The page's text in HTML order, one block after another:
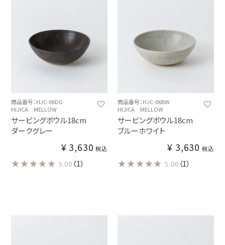
商品番号：HJC-06DG
HIJICA MELLOW
サービングボウル18cm
ダークグレー
¥ 3,630 税込
5.00 （1）
商品番号：HJC-06BW
HIJICA MELLOW
サービングボウル18cm
ブルーホワイト
¥ 3,630 税込
5.00 （1）